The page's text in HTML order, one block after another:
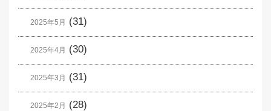
2025年5月 (31)
2025年4月 (30)
2025年3月 (31)
2025年2月 (28)